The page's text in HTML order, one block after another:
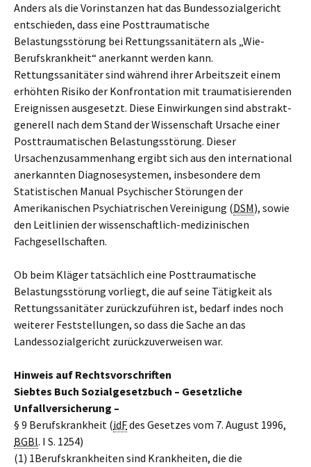
Anders als die Vorinstanzen hat das Bundessozialgericht
entschieden, dass eine Posttraumatische
Belastungsstörung bei Rettungssanitätern als „Wie-
Berufskrankheit“ anerkannt werden kann.
Rettungssanitäter sind während ihrer Arbeitszeit einem
erhöhten Risiko der Konfrontation mit traumatisierenden
Ereignissen ausgesetzt. Diese Einwirkungen sind abstrakt-
generell nach dem Stand der Wissenschaft Ursache einer
Posttraumatischen Belastungsstörung. Dieser
Ursachenzusammenhang ergibt sich aus den international
anerkannten Diagnosesystemen, insbesondere dem
Statistischen Manual Psychischer Störungen der
Amerikanischen Psychiatrischen Vereinigung (DSM), sowie
den Leitlinien der wissenschaftlich-medizinischen
Fachgesellschaften.
Ob beim Kläger tatsächlich eine Posttraumatische
Belastungsstörung vorliegt, die auf seine Tätigkeit als
Rettungssanitäter zurückzuführen ist, bedarf indes noch
weiterer Feststellungen, so dass die Sache an das
Landessozialgericht zurückzuverweisen war.
Hinweis auf Rechtsvorschriften
Siebtes Buch Sozialgesetzbuch – Gesetzliche
Unfallversicherung –
§ 9 Berufskrankheit (idFdes Gesetzes vom 7. August 1996,
BGBl. I S. 1254)
(1) 1Berufskrankheiten sind Krankheiten, die die